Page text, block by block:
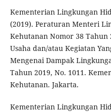
Kementerian Lingkungan
(2019). Peraturan Menteri
Kehutanan Nomor 38 Tahun
Usaha dan/atau Kegiatan
Mengenai Dampak
Tahun 2019, No. 1011.
Kehutanan. Jakarta.
Kementerian Lingkungan